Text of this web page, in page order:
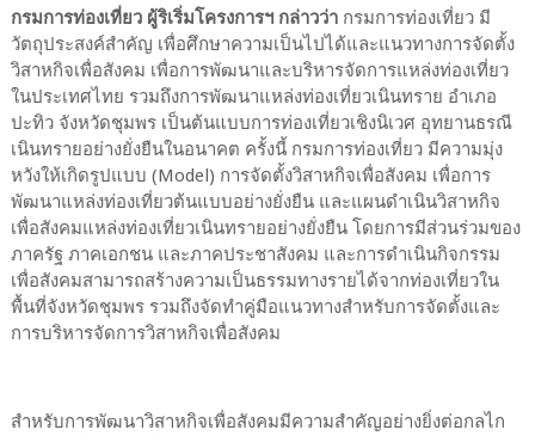
กรมการท่องเที่ยว ผู้ริเริ่มโครงการฯ กล่าวว่ากรมการท่องเที่ยว มี
วัตถุประสงค์สำคัญ เพื่อศึกษาความเป็นไปได้และแนวทางการจัดตั้ง
วิสาหกิจเพื่อสังคม เพื่อการพัฒนาและบริหารจัดการแหล่งท่องเที่ยว
ในประเทศไทย รวมถึงการพัฒนาแหล่งท่องเที่ยวเนินทราย อำเภอ
ปะทิว จังหวัดชุมพร เป็นต้นแบบการท่องเที่ยวเชิงนิเวศ อุทยานธรณี
เนินทรายอย่างยั่งยืนในอนาคต ครั้งนี้ กรมการท่องเที่ยว มีความมุ่ง
หวังให้เกิดรูปแบบ (Model) การจัดตั้งวิสาหกิจเพื่อสังคม เพื่อการ
พัฒนาแหล่งท่องเที่ยวต้นแบบอย่างยั่งยืน และแผนดำเนินวิสาหกิจ
เพื่อสังคมแหล่งท่องเที่ยวเนินทรายอย่างยั่งยืน โดยการมีส่วนร่วมของ
ภาครัฐ ภาคเอกชน และภาคประชาสังคม และการดำเนินกิจกรรม
เพื่อสังคมสามารถสร้างความเป็นธรรมทางรายได้จากท่องเที่ยวใน
พื้นที่จังหวัดชุมพร รวมถึงจัดทำคู่มือแนวทางสำหรับการจัดตั้งและ
การบริหารจัดการวิสาหกิจเพื่อสังคม
สำหรับการพัฒนาวิสาหกิจเพื่อสังคมมีความสำคัญอย่างยิ่งต่อกลไก